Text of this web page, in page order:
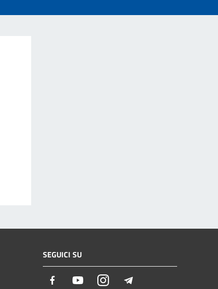
SEGUICI SU
Facebook YoutubeInstagram